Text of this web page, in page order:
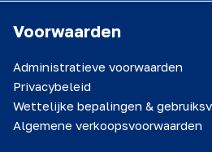
Voorwaarden
Administratieve voorwaarden
Privacybeleid
Wettelijke bepalingen &
Algemene verkoopsvoorwaarden